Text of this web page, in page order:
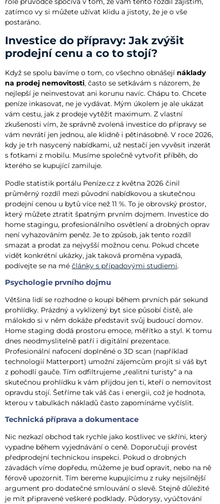
zatímco vy si můžete užívat klidu a jistoty, že je o vše
postaráno.
Investice do přípravy: Jak zvýšit
prodejní cenu a co to stojí?
Když se spolu bavíme o tom, co všechno obnášejí náklady
na prodej nemovitosti, často se setkávám s názorem, že
nejlepší je neinvestovat ani korunu navíc. Chápu to. Chcete
peníze inkasovat, ne je vydávat. Mým úkolem je ale ukázat
vám cestu, jak z prodeje vytěžit maximum. Z vlastní
zkušenosti vím, že správně zvolená investice do přípravy se
vám nevrátí jen jednou, ale klidně i pětinásobně. V roce 2026,
kdy je trh nasycený nabídkami, už nestačí jen vyvěsit inzerát
s fotkami z mobilu. Musíme společně vytvořit příběh, do
kterého se kupující zamiluje.
Podle statistik portálu Peníze.cz z května 2026 činil
průměrný rozdíl mezi původní nabídkovou a skutečnou
prodejní cenou u bytů více než 11 %. To je obrovský prostor,
který můžete ztratit špatným prvním dojmem. Investice do
home stagingu, profesionálního osvětlení a drobných oprav
není vyhazováním peněz. Je to způsob, jak tento rozdíl
smazat a prodat za nejvyšší možnou cenu. Pokud chcete
vidět konkrétní ukázky, jak taková proměna vypadá,
podívejte se na mé články s případovými studiemi.
Psychologie prvního dojmu
Většina lidí se rozhodne o koupi během prvních pár sekund
prohlídky. Prázdný a vyklizený byt sice působí čistě, ale
málokdo si v něm dokáže představit svůj budoucí domov.
Home staging dodá prostoru emoce, měřítko a styl. K tomu
dnes neodmyslitelně patří i digitální prezentace.
Profesionální nafocení doplněné o 3D scan (například
technologií Matterport) umožní zájemcům projít si váš byt
z pohodlí gauče. Tím odfiltrujeme „realitní turisty“ a na
skutečnou prohlídku k vám přijdou jen ti, kteří o nemovitost
opravdu stojí. Šetříme tak váš čas i energii, což je hodnota,
kterou v tabulkách nákladů často zapomínáme vyčíslit.
Technická příprava a dokumentace
Nic nezkazí obchod tak rychle jako kostlivec ve skříni, který
vypadne během vyjednávání o ceně. Doporučuji provést
předprodejní technickou inspekci. Pokud o drobných
závadách víme dopředu, můžeme je buď opravit, nebo na ně
férově upozornit. Tím bereme kupujícímu z ruky nejsilnější
argument pro dodatečné smlouvání o slevě. Stejně důležité
je mít připravené veškeré podklady. Půdorysy, vyúčtování